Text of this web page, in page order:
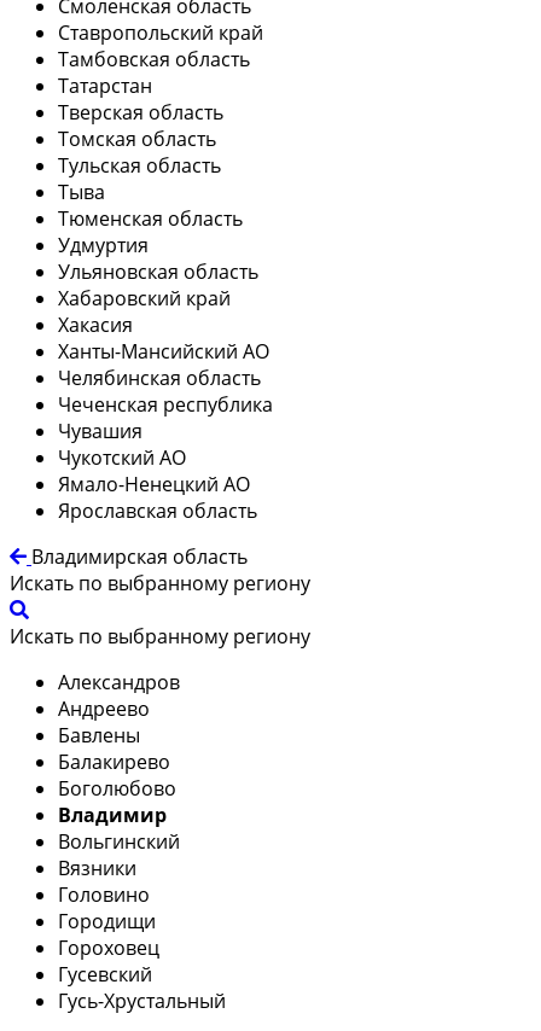
Смоленская область
Ставропольский край
Тамбовская область
Татарстан
Тверская область
Томская область
Тульская область
Тыва
Тюменская область
Удмуртия
Ульяновская область
Хабаровский край
Хакасия
Ханты-Мансийский АО
Челябинская область
Чеченская республика
Чувашия
Чукотский АО
Ямало-Ненецкий АО
Ярославская область
Владимирская область
Искать по выбранному региону
Искать по выбранному региону
Александров
Андреево
Бавлены
Балакирево
Боголюбово
Владимир
Вольгинский
Вязники
Головино
Городищи
Гороховец
Гусевский
Гусь-Хрустальный